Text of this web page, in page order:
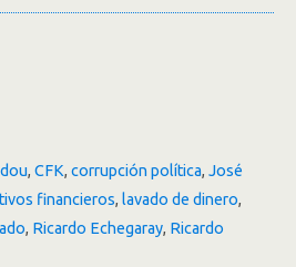
, CFK, corrupción política, José
financieros, lavado de dinero,
, Ricardo Echegaray, Ricardo